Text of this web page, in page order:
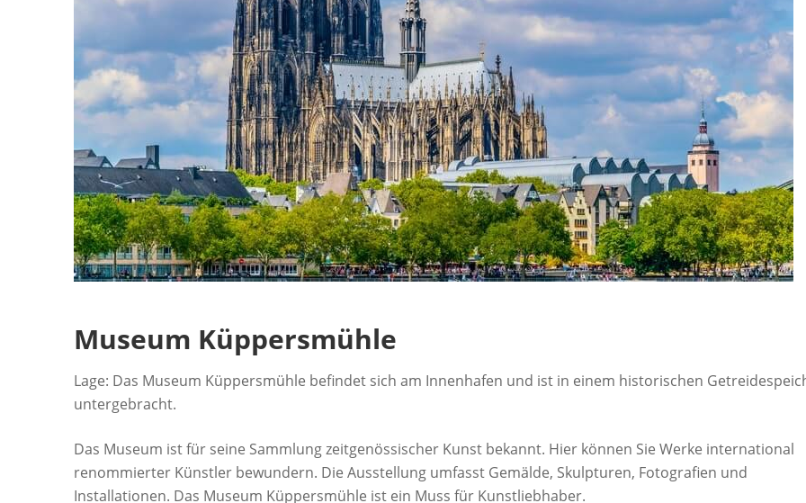
Museum Küppersmühle
Lage: Das Museum Küppersmühle befindet sich am Innenhafen und ist in einem historischen
untergebracht.
Das Museum ist für seine Sammlung zeitgenössischer Kunst bekannt. Hier können Sie Werke international
renommierter Künstler bewundern. Die Ausstellung umfasst Gemälde, Skulpturen, Fotografien und
Installationen. Das Museum Küppersmühle ist ein Muss für Kunstliebhaber.